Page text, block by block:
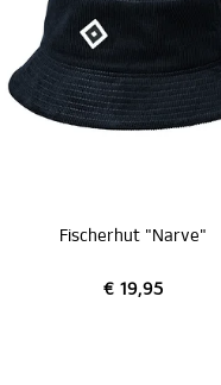
Fischerhut "Narve"
€ 19,95